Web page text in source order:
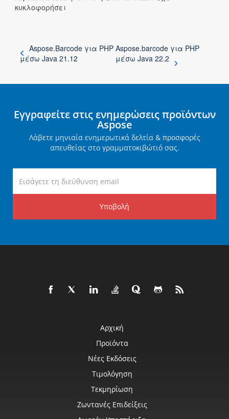
κυκλοφορήσει
Aspose.Barcode για PHP
μέσω Java 21.12
Aspose.barcode για PHP
μέσω Java 22.2
Εγγραφείτε στις ενημερώσεις προϊόντων
Aspose
Λάβετε μηνιαία ενημερωτικά δελτία & προσφορές
απευθείας στο γραμματοκιβώτιό σας.
Υποβολή
Αρχική
Προϊόντα
Νέες Εκδόσεις
Τιμολόγηση
Τεκμηρίωση
Ζωντανές Επιδείξεις